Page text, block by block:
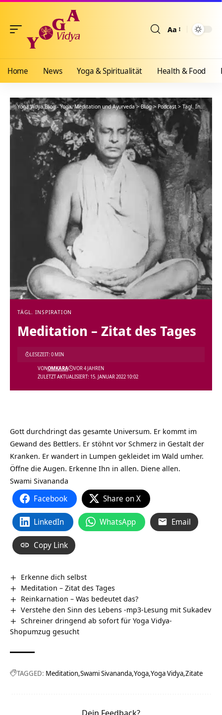
Aa
Home News Yoga & Spiritualität Health & Food
Yoga Vidya Blog - Yoga, Meditation und Ayurveda>Blog> Podcast> Tägl. Inspiration
TÄGL. INSPIRATION
Meditation – Zitat des Tages
ZULETZT AKTUALISIERT: 15. JANUAR 2022 10:02
VONOMKARA VOR 4 JAHREN
LESEZEIT: 0 MIN
Gott durchdringt das gesamte Universum. Er kommt im
Gewand des Bettlers. Er stöhnt vor Schmerz in Gestalt der
Kranken. Er wandert in Lumpen gekleidet im Wald umher.
Öffne die Augen. Erkenne Ihn in allen. Diene allen.
Swami Sivananda
Facebook Share on X
LinkedIn WhatsApp Email
Copy Link
Erkenne dich selbst
Meditation – Zitat des Tages
Reinkarnation – Was bedeutet das?
Verstehe den Sinn des Lebens -mp3-Lesung mit Sukadev
Schreiner dringend ab sofort für Yoga Vidya-
Shopumzug gesucht
TAGGED: Meditation Swami Sivananda Yoga Yoga Vidya Zitate
Dein Feedback?